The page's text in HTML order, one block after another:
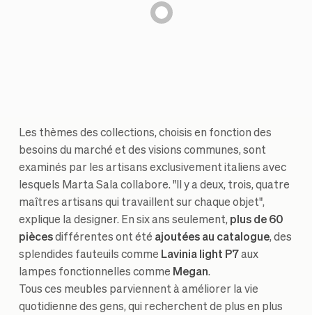
Les thèmes des collections, choisis en fonction des
besoins du marché et des visions communes, sont
examinés par les artisans exclusivement italiens avec
lesquels Marta Sala collabore. "Il y a deux, trois, quatre
maîtres artisans qui travaillent sur chaque objet",
explique la designer. En six ans seulement, plus de 60
piècesdifférentes ont été ajoutées au catalogue, des
splendides fauteuils comme Lavinia light P7 aux
lampes fonctionnelles comme Megan.
Tous ces meubles parviennent à améliorer la vie
quotidienne des gens, qui recherchent de plus en plus